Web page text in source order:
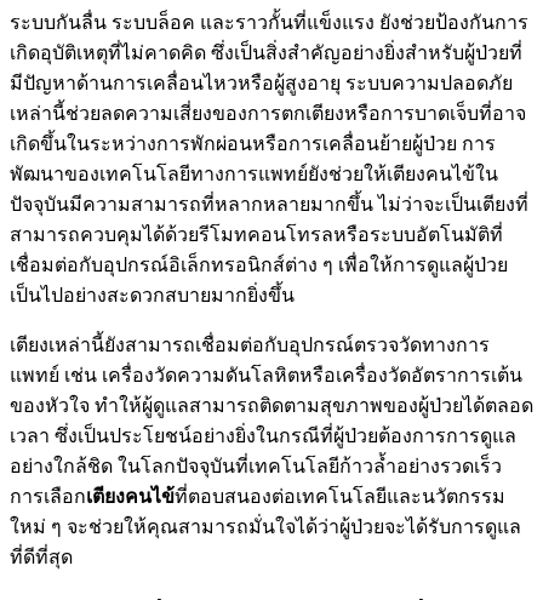
ระบบกันลื่น ระบบล็อค และราวกั้นที่แข็งแรง ยังช่วยป้องกันการ
เกิดอุบัติเหตุที่ไม่คาดคิด ซึ่งเป็นสิ่งสำคัญอย่างยิ่งสำหรับผู้ป่วยที่
มีปัญหาด้านการเคลื่อนไหวหรือผู้สูงอายุ ระบบความปลอดภัย
เหล่านี้ช่วยลดความเสี่ยงของการตกเตียงหรือการบาดเจ็บที่อาจ
เกิดขึ้นในระหว่างการพักผ่อนหรือการเคลื่อนย้ายผู้ป่วย การ
พัฒนาของเทคโนโลยีทางการแพทย์ยังช่วยให้เตียงคนไข้ใน
ปัจจุบันมีความสามารถที่หลากหลายมากขึ้น ไม่ว่าจะเป็นเตียงที่
สามารถควบคุมได้ด้วยรีโมทคอนโทรลหรือระบบอัตโนมัติที่
เชื่อมต่อกับอุปกรณ์อิเล็กทรอนิกส์ต่าง ๆ เพื่อให้การดูแลผู้ป่วย
เป็นไปอย่างสะดวกสบายมากยิ่งขึ้น
เตียงเหล่านี้ยังสามารถเชื่อมต่อกับอุปกรณ์ตรวจวัดทางการ
แพทย์ เช่น เครื่องวัดความดันโลหิตหรือเครื่องวัดอัตราการเต้น
ของหัวใจ ทำให้ผู้ดูแลสามารถติดตามสุขภาพของผู้ป่วยได้ตลอด
เวลา ซึ่งเป็นประโยชน์อย่างยิ่งในกรณีที่ผู้ป่วยต้องการการดูแล
อย่างใกล้ชิด ในโลกปัจจุบันที่เทคโนโลยีก้าวล้ำอย่างรวดเร็ว
การเลือกเตียงคนไข้ที่ตอบสนองต่อเทคโนโลยีและนวัตกรรม
ใหม่ ๆ จะช่วยให้คุณสามารถมั่นใจได้ว่าผู้ป่วยจะได้รับการดูแล
ที่ดีที่สุด